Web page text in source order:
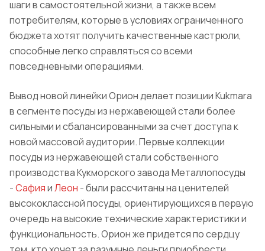
шаги в самостоятельной жизни, а также всем
потребителям, которые в условиях ограниченного
бюджета хотят получить качественные кастрюли,
способные легко справляться со всеми
повседневными операциями.
Вывод новой линейки Орион делает позиции Kukmara
в сегменте посуды из нержавеющей стали более
сильными и сбалансированными за счет доступа к
новой массовой аудитории. Первые коллекции
посуды из нержавеющей стали собственного
производства Кукморского завода Металлопосуды
-СафияиЛеон - были рассчитаны на ценителей
высококлассной посуды, ориентирующихся в первую
очередь на высокие технические характеристики и
функциональность. Орион же придется по сердцу